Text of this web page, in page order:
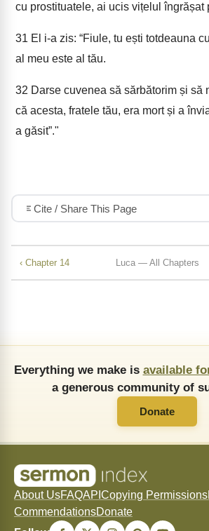
cu prostituatele, ai ucis vițelul îngrășat
31 El i-a zis: “Fiule, tu ești totdeauna
al meu este al tău.
32 Darse cuvenea să sărbătorim și să
că acesta, fratele tău, era mort și a
a găsit”."
Cite / Share This Page
‹ Chapter 14 Luca — All Chapters
Everything we make is available
a generous community of
Donate
About UsFAQAPI Copying Permissions
CommendationsDonate